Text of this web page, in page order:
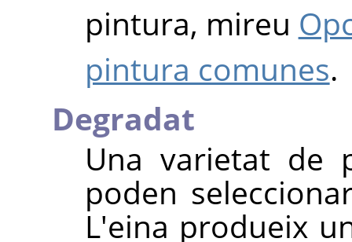
pintura, mireu
pintura comunes.
Degradat
Una varietat de
poden
L'eina produeix